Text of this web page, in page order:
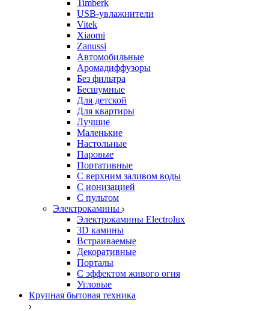
Timberk
USB-увлажнители
Vitek
Xiaomi
Zanussi
Автомобильные
Аромадиффузоры
Без фильтра
Бесшумные
Для детской
Для квартиры
Лучшие
Маленькие
Настольные
Паровые
Портативные
С верхним заливом воды
С ионизацией
С пультом
Электрокамины
Электрокамины Electrolux
3D камины
Встраиваемые
Декоративные
Порталы
С эффектом живого огня
Угловые
Крупная бытовая техника